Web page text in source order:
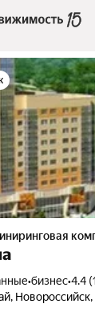
•бизнес•4.4
, Новороссийск,